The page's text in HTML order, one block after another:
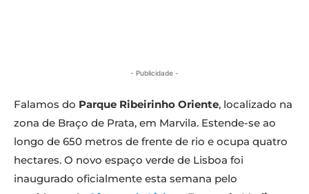
- Publicidade -
Falamos do Parque Ribeirinho Oriente, localizado na
zona de Braço de Prata, em Marvila. Estende-se ao
longo de 650 metros de frente de rio e ocupa quatro
hectares. O novo espaço verde de Lisboa foi
inaugurado oficialmente esta semana pelo